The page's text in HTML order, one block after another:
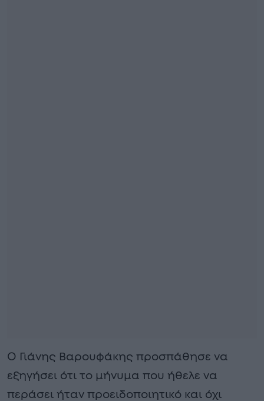
Ο Γιάνης Βαρουφάκης προσπάθησε να
εξηγήσει ότι το μήνυμα που ήθελε να
περάσει ήταν προειδοποιητικό και όχι